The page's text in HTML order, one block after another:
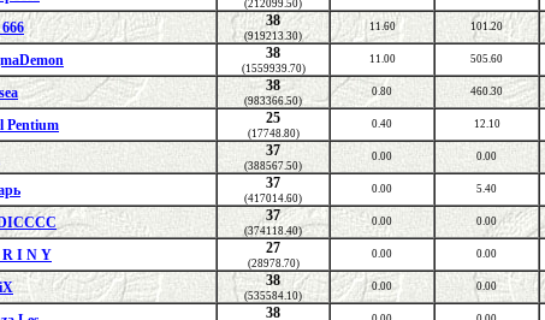
(212099.50)
38
(919213.30)
11.60 101.20
38
(1559939.70)
11.00 505.60
38
(983366.50)
0.80 460.30
Pentium 25
(17748.80)
0.40 12.10
37
(388567.50)
0.00 0.00
37
(417014.60)
0.00 5.40
37
(374118.40)
0.00 0.00
R I N Y 27
(28978.70)
0.00 0.00
38
(535584.10)
0.00 0.00
38